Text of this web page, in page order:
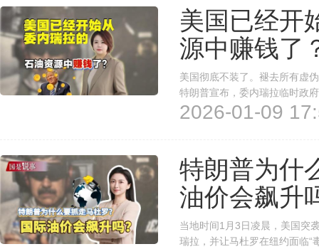
美国已经开
源中赚钱了
美国彻底不装了。褪去所有虚
特朗普宣布，委内瑞拉临时政
场价格出售，而所得资金将由
2026-01-09
特朗普为什
油价会飙升
当地时间1月3日凌晨，美国突
瑞拉，并让马杜罗在纽约面临“